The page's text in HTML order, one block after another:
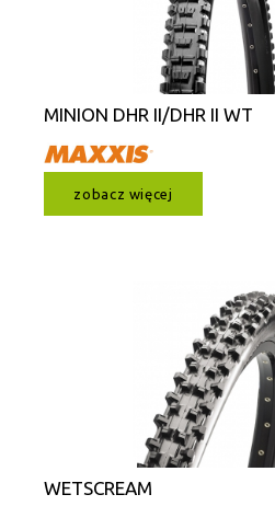
MINION DHR II/DHR II WT
zobacz więcej
WETSCREAM